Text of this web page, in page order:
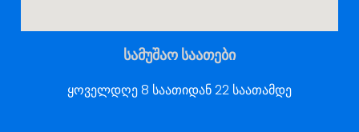
სამუშაო საათები
ყოველდღე 8 საათიდან 22 საათამდე